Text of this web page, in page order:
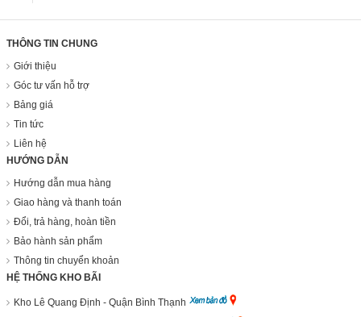
THÔNG TIN CHUNG
Giới thiệu
Góc tư vấn hỗ trợ
Bảng giá
Tin tức
Liên hệ
HƯỚNG DẪN
Hướng dẫn mua hàng
Giao hàng và thanh toán
Đổi, trả hàng, hoàn tiền
Bảo hành sản phẩm
Thông tin chuyển khoản
HỆ THỐNG KHO BÃI
Kho Lê Quang Định - Quận Bình Thạnh